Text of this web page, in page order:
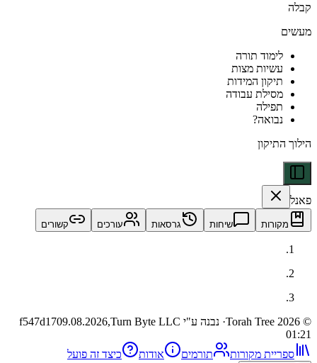
תורה
מצות
המידות
עבודה
שיחות גרסאות עורכים קשורים
· נבנה ע"י Turn Byte LLC f547d1709.08.2026,
מקורות תורמים אודות כיצד זה פועל